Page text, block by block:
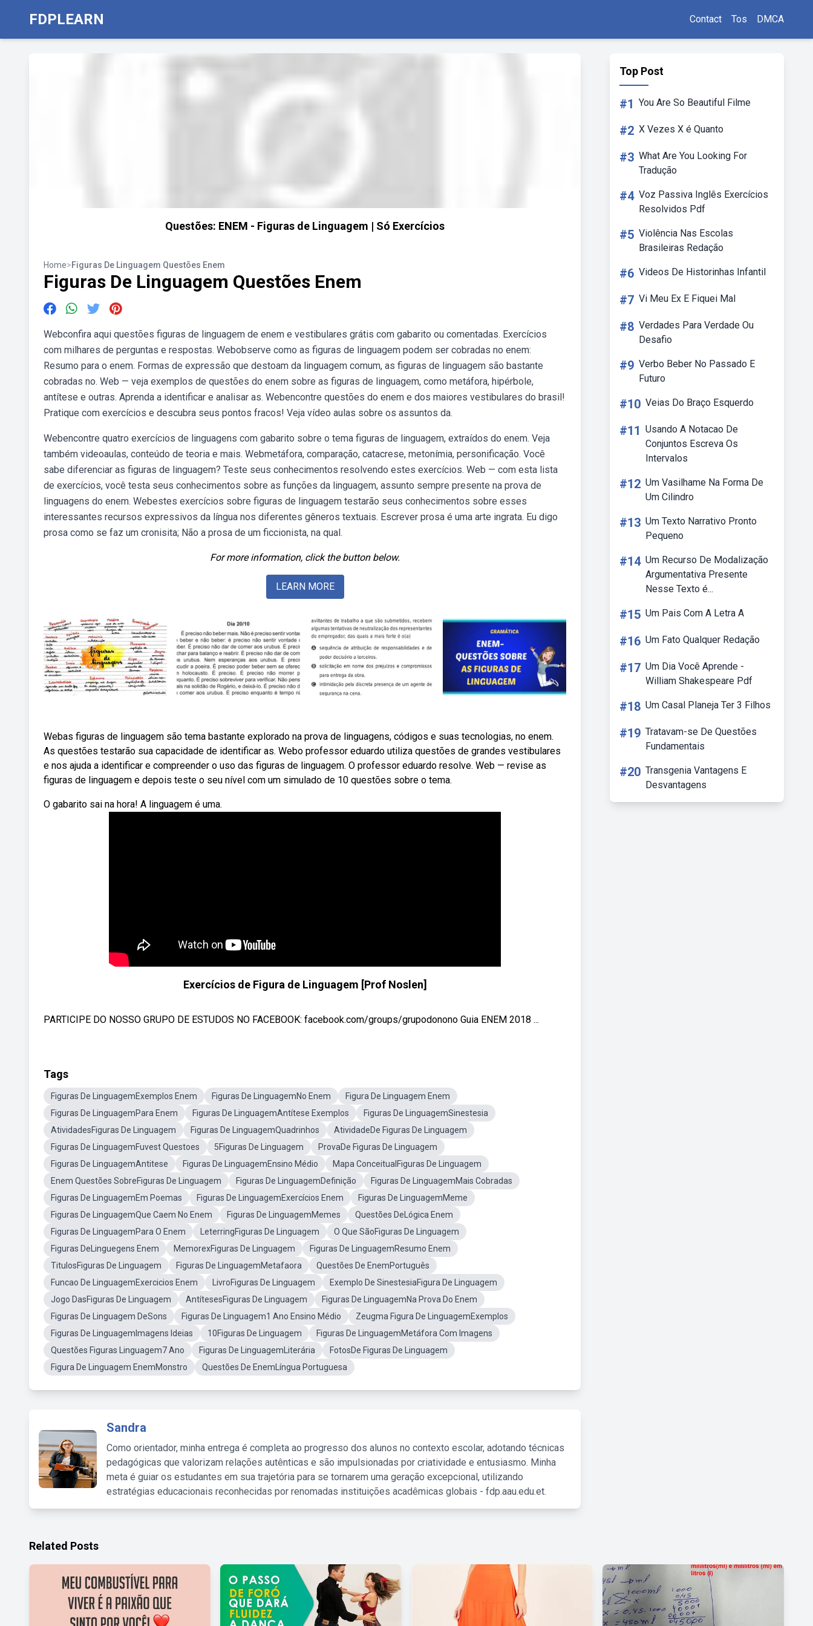
FDPLEARN Contact Tos DMCA
Questões: ENEM - Figuras de Linguagem | Só Exercícios
Home>Figuras De Linguagem Questões Enem
Figuras De Linguagem Questões Enem
Webconfira aqui questões figuras de linguagem de enem e vestibulares grátis com gabarito ou comentadas. Exercícios
com milhares de perguntas e respostas. Webobserve como as figuras de linguagem podem ser cobradas no enem:
Resumo para o enem. Formas de expressão que destoam da linguagem comum, as figuras de linguagem são bastante
cobradas no. Web — veja exemplos de questões do enem sobre as figuras de linguagem, como metáfora, hipérbole,
antítese e outras. Aprenda a identificar e analisar as. Webencontre questões do enem e dos maiores vestibulares do brasil!
Pratique com exercícios e descubra seus pontos fracos! Veja vídeo aulas sobre os assuntos da.
Webencontre quatro exercícios de linguagens com gabarito sobre o tema figuras de linguagem, extraídos do enem. Veja
também videoaulas, conteúdo de teoria e mais. Webmetáfora, comparação, catacrese, metonímia, personificação. Você
sabe diferenciar as figuras de linguagem? Teste seus conhecimentos resolvendo estes exercícios. Web — com esta lista
de exercícios, você testa seus conhecimentos sobre as funções da linguagem, assunto sempre presente na prova de
linguagens do enem. Webestes exercícios sobre figuras de linguagem testarão seus conhecimentos sobre esses
interessantes recursos expressivos da língua nos diferentes gêneros textuais. Escrever prosa é uma arte ingrata. Eu digo
prosa como se faz um cronisita; Não a prosa de um ficcionista, na qual.
For more information, click the button below.
LEARN MORE
Webas figuras de linguagem são tema bastante explorado na prova de linguagens, códigos e suas tecnologias, no enem.
As questões testarão sua capacidade de identificar as. Webo professor eduardo utiliza questões de grandes vestibulares
e nos ajuda a identificar e compreender o uso das figuras de linguagem. O professor eduardo resolve. Web — revise as
figuras de linguagem e depois teste o seu nível com um simulado de 10 questões sobre o tema.
O gabarito sai na hora! A linguagem é uma.
Exercícios de Figura de Linguagem [Prof Noslen]
PARTICIPE DO NOSSO GRUPO DE ESTUDOS NO FACEBOOK: facebook.com/groups/grupodonono Guia ENEM 2018 ...
Tags
Figuras De LinguagemExemplos Enem Figuras De LinguagemNo Enem
Figura De Linguagem Enem
Figuras De LinguagemPara Enem
Figuras De LinguagemAntítese Exemplos
Figuras De LinguagemSinestesia
AtividadesFiguras De Linguagem
Figuras De LinguagemQuadrinhos
AtividadeDe Figuras De Linguagem
Figuras De LinguagemFuvest Questoes
5Figuras De Linguagem
ProvaDe Figuras De Linguagem
Figuras De LinguagemAntitese
Figuras De LinguagemEnsino Médio
Mapa ConceitualFiguras De Linguagem
Enem Questões SobreFiguras De Linguagem
Figuras De LinguagemDefinição
Figuras De LinguagemMais Cobradas
Figuras De LinguagemEm Poemas
Figuras De LinguagemExercícios Enem
Figuras De LinguagemMeme
Figuras De LinguagemQue Caem No Enem
Figuras De LinguagemMemes
Questões DeLógica Enem
Figuras De LinguagemPara O Enem
LeterringFiguras De Linguagem
O Que SãoFiguras De Linguagem
Figuras DeLinguegens Enem
MemorexFiguras De Linguagem
Figuras De LinguagemResumo Enem
TitulosFiguras De Linguagem
Figuras De LinguagemMetafaora
Questões De EnemPortuguês
Funcao De LinguagemExercicios Enem
LivroFiguras De Linguagem
Exemplo De SinestesiaFigura De Linguagem
Jogo DasFiguras De Linguagem
AntítesesFiguras De Linguagem
Figuras De LinguagemNa Prova Do Enem
Figuras De Linguagem DeSons
Figuras De Linguagem1 Ano Ensino Médio
Zeugma Figura De LinguagemExemplos
Figuras De LinguagemImagens Ideias
10Figuras De Linguagem
Figuras De LinguagemMetáfora Com Imagens
Questões Figuras Linguagem7 Ano
Figuras De LinguagemLiterária
FotosDe Figuras De Linguagem
Figura De Linguagem EnemMonstro
Questões De EnemLíngua Portuguesa
Sandra
Como orientador, minha entrega é completa ao progresso dos alunos no contexto escolar, adotando técnicas
pedagógicas que valorizam relações autênticas e são impulsionadas por criatividade e entusiasmo. Minha
meta é guiar os estudantes em sua trajetória para se tornarem uma geração excepcional, utilizando
estratégias educacionais reconhecidas por renomadas instituições acadêmicas globais - fdp.aau.edu.et.
Top Post
#1 You Are So Beautiful Filme
#2 X Vezes X é Quanto
#3 What Are You Looking For
Tradução
#4 Voz Passiva Inglês Exercícios
Resolvidos Pdf
#5 Violência Nas Escolas
Brasileiras Redação
#6 Videos De Historinhas Infantil
#7 Vi Meu Ex E Fiquei Mal
#8 Verdades Para Verdade Ou
Desafio
#9 Verbo Beber No Passado E
Futuro
#10 Veias Do Braço Esquerdo
#11 Usando A Notacao De
Conjuntos Escreva Os
Intervalos
#12 Um Vasilhame Na Forma De
Um Cilindro
#13 Um Texto Narrativo Pronto
Pequeno
#14 Um Recurso De Modalização
Argumentativa Presente
Nesse Texto é...
#15 Um Pais Com A Letra A
#16 Um Fato Qualquer Redação
#17 Um Dia Você Aprende -
William Shakespeare Pdf
#18 Um Casal Planeja Ter 3 Filhos
#19 Tratavam-se De Questões
Fundamentais
#20 Transgenia Vantagens E
Desvantagens
Related Posts